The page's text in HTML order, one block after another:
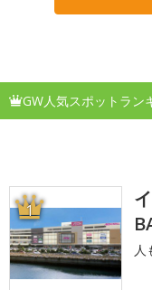
GW人気スポットラン
1
人